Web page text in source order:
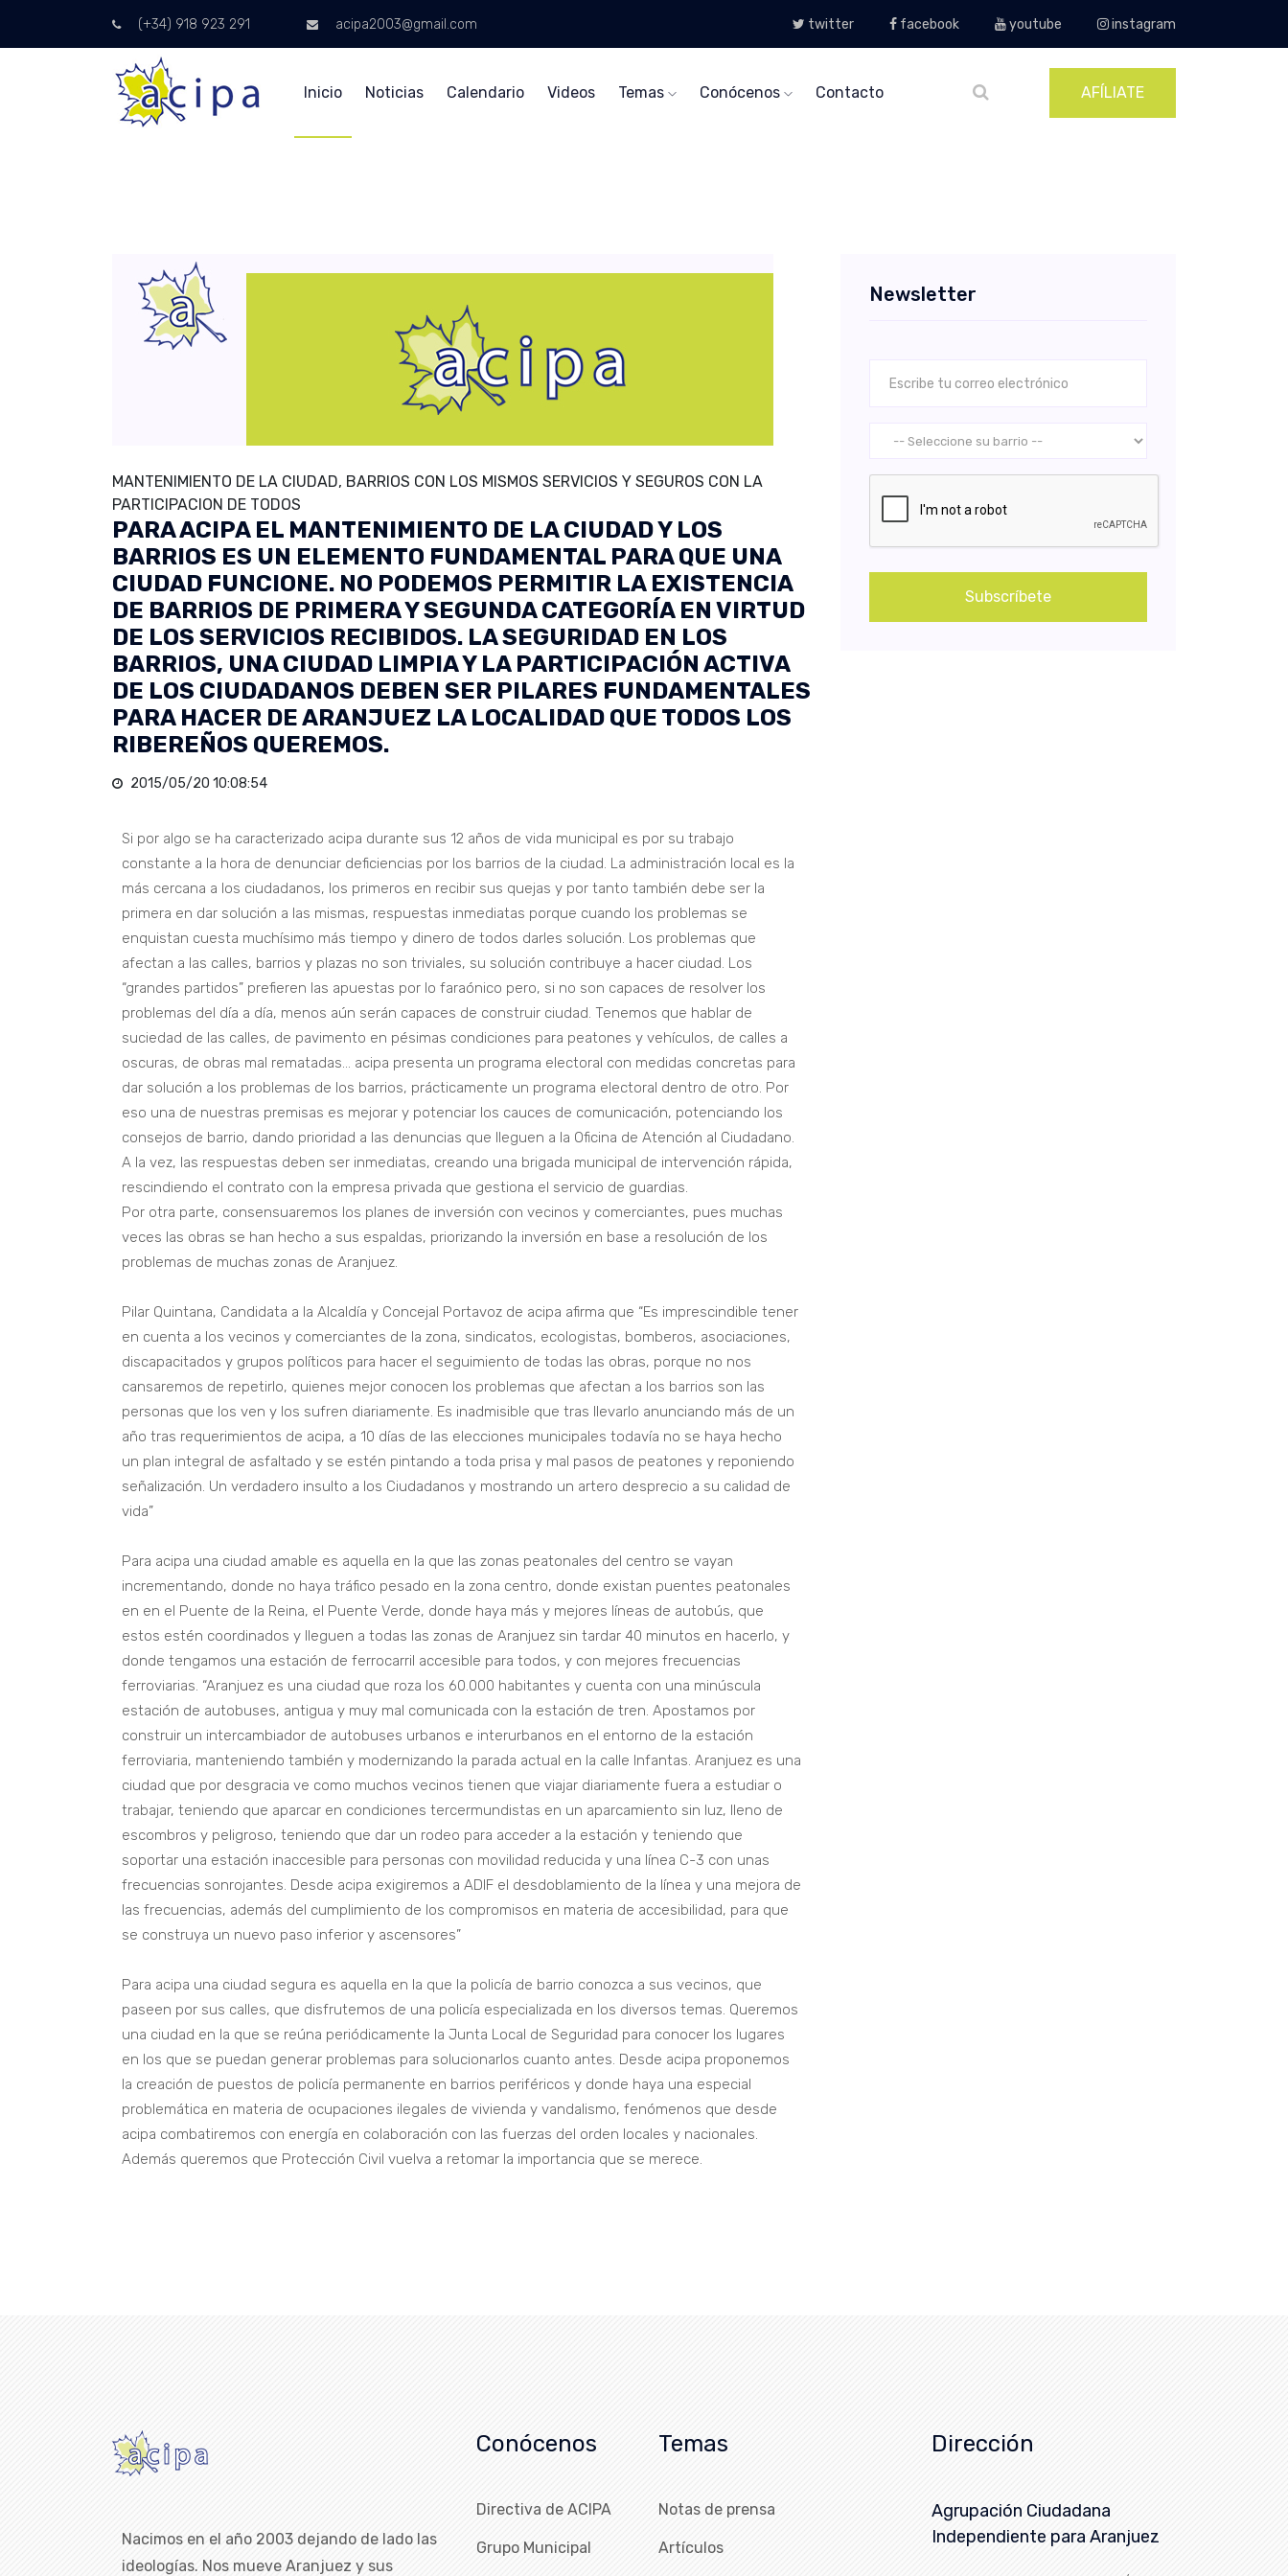
(+34) 918 923 291 acipa2003@gmail.com twitter facebook youtube instagram
Inicio Noticias Calendario Videos Temas Conócenos Contacto AFÍLIATE
MANTENIMIENTO DE LA CIUDAD, BARRIOS CON LOS MISMOS SERVICIOS Y SEGUROS CON LA
PARTICIPACION DE TODOS
PARA ACIPA EL MANTENIMIENTO DE LA CIUDAD Y LOS
BARRIOS ES UN ELEMENTO FUNDAMENTAL PARA QUE UNA
CIUDAD FUNCIONE. NO PODEMOS PERMITIR LA EXISTENCIA
DE BARRIOS DE PRIMERA Y SEGUNDA CATEGORÍA EN VIRTUD
DE LOS SERVICIOS RECIBIDOS. LA SEGURIDAD EN LOS
BARRIOS, UNA CIUDAD LIMPIA Y LA PARTICIPACIÓN ACTIVA
DE LOS CIUDADANOS DEBEN SER PILARES FUNDAMENTALES
PARA HACER DE ARANJUEZ LA LOCALIDAD QUE TODOS LOS
RIBEREÑOS QUEREMOS.
2015/05/20 10:08:54
Si por algo se ha caracterizado acipa durante sus 12 años de vida municipal es por su trabajo
constante a la hora de denunciar deficiencias por los barrios de la ciudad. La administración local es la
más cercana a los ciudadanos, los primeros en recibir sus quejas y por tanto también debe ser la
primera en dar solución a las mismas, respuestas inmediatas porque cuando los problemas se
enquistan cuesta muchísimo más tiempo y dinero de todos darles solución. Los problemas que
afectan a las calles, barrios y plazas no son triviales, su solución contribuye a hacer ciudad. Los
“grandes partidos” prefieren las apuestas por lo faraónico pero, si no son capaces de resolver los
problemas del día a día, menos aún serán capaces de construir ciudad. Tenemos que hablar de
suciedad de las calles, de pavimento en pésimas condiciones para peatones y vehículos, de calles a
oscuras, de obras mal rematadas… acipa presenta un programa electoral con medidas concretas para
dar solución a los problemas de los barrios, prácticamente un programa electoral dentro de otro. Por
eso una de nuestras premisas es mejorar y potenciar los cauces de comunicación, potenciando los
consejos de barrio, dando prioridad a las denuncias que lleguen a la Oficina de Atención al Ciudadano.
A la vez, las respuestas deben ser inmediatas, creando una brigada municipal de intervención rápida,
rescindiendo el contrato con la empresa privada que gestiona el servicio de guardias.
Por otra parte, consensuaremos los planes de inversión con vecinos y comerciantes, pues muchas
veces las obras se han hecho a sus espaldas, priorizando la inversión en base a resolución de los
problemas de muchas zonas de Aranjuez.
Pilar Quintana, Candidata a la Alcaldía y Concejal Portavoz de acipa afirma que “Es imprescindible tener
en cuenta a los vecinos y comerciantes de la zona, sindicatos, ecologistas, bomberos, asociaciones,
discapacitados y grupos políticos para hacer el seguimiento de todas las obras, porque no nos
cansaremos de repetirlo, quienes mejor conocen los problemas que afectan a los barrios son las
personas que los ven y los sufren diariamente. Es inadmisible que tras llevarlo anunciando más de un
año tras requerimientos de acipa, a 10 días de las elecciones municipales todavía no se haya hecho
un plan integral de asfaltado y se estén pintando a toda prisa y mal pasos de peatones y reponiendo
señalización. Un verdadero insulto a los Ciudadanos y mostrando un artero desprecio a su calidad de
vida”
Para acipa una ciudad amable es aquella en la que las zonas peatonales del centro se vayan
incrementando, donde no haya tráfico pesado en la zona centro, donde existan puentes peatonales
en en el Puente de la Reina, el Puente Verde, donde haya más y mejores líneas de autobús, que
estos estén coordinados y lleguen a todas las zonas de Aranjuez sin tardar 40 minutos en hacerlo, y
donde tengamos una estación de ferrocarril accesible para todos, y con mejores frecuencias
ferroviarias. “Aranjuez es una ciudad que roza los 60.000 habitantes y cuenta con una minúscula
estación de autobuses, antigua y muy mal comunicada con la estación de tren. Apostamos por
construir un intercambiador de autobuses urbanos e interurbanos en el entorno de la estación
ferroviaria, manteniendo también y modernizando la parada actual en la calle Infantas. Aranjuez es una
ciudad que por desgracia ve como muchos vecinos tienen que viajar diariamente fuera a estudiar o
trabajar, teniendo que aparcar en condiciones tercermundistas en un aparcamiento sin luz, lleno de
escombros y peligroso, teniendo que dar un rodeo para acceder a la estación y teniendo que
soportar una estación inaccesible para personas con movilidad reducida y una línea C-3 con unas
frecuencias sonrojantes. Desde acipa exigiremos a ADIF el desdoblamiento de la línea y una mejora de
las frecuencias, además del cumplimiento de los compromisos en materia de accesibilidad, para que
se construya un nuevo paso inferior y ascensores”
Para acipa una ciudad segura es aquella en la que la policía de barrio conozca a sus vecinos, que
paseen por sus calles, que disfrutemos de una policía especializada en los diversos temas. Queremos
una ciudad en la que se reúna periódicamente la Junta Local de Seguridad para conocer los lugares
en los que se puedan generar problemas para solucionarlos cuanto antes. Desde acipa proponemos
la creación de puestos de policía permanente en barrios periféricos y donde haya una especial
problemática en materia de ocupaciones ilegales de vivienda y vandalismo, fenómenos que desde
acipa combatiremos con energía en colaboración con las fuerzas del orden locales y nacionales.
Además queremos que Protección Civil vuelva a retomar la importancia que se merece.
Newsletter
Subscríbete
Nacimos en el año 2003 dejando de lado las
ideologías. Nos mueve Aranjuez y sus
Conócenos
Directiva de ACIPA
Grupo Municipal
Temas
Notas de prensa
Artículos
Dirección
Agrupación Ciudadana
Independiente para Aranjuez